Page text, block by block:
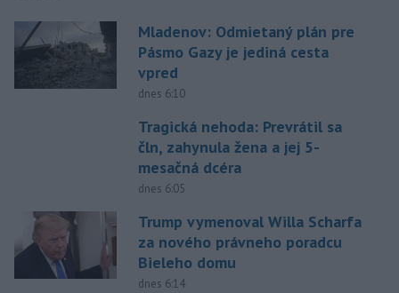
Mladenov: Odmietaný plán pre
Pásmo Gazy je jediná cesta
vpred
dnes 6:10
Tragická nehoda: Prevrátil sa
čln, zahynula žena a jej 5-
mesačná dcéra
dnes 6:05
Trump vymenoval Willa Scharfa
za nového právneho poradcu
Bieleho domu
dnes 6:14